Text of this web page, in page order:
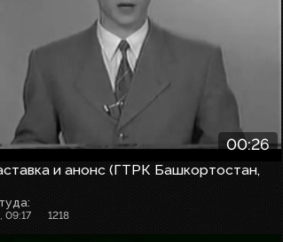
00:26
и анонс (ГТРК Башкортостан,
09:17 1218